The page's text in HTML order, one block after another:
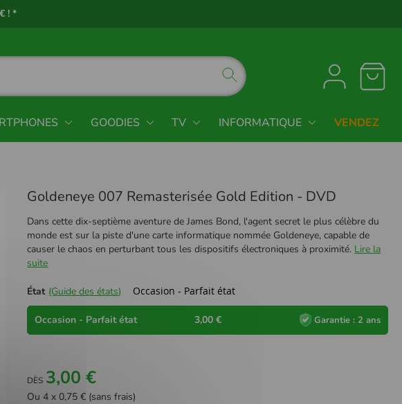
! *
GOODIES TV INFORMATIQUE VENDEZ
Goldeneye 007 Remasterisée Gold Edition - DVD
Dans cette dix-septième aventure de James Bond, l'agent secret le plus célèbre du
monde est sur la piste d'une carte informatique nommée Goldeneye, capable de
causer le chaos en perturbant tous les dispositifs électroniques à proximité. Lire la
suite
État (Guide des états) Occasion - Parfait état
Occasion - Parfait état 3,00 € Garantie : 2 ans
DÈS 3,00 €
Ou 4 x 0,75 € (sans frais)